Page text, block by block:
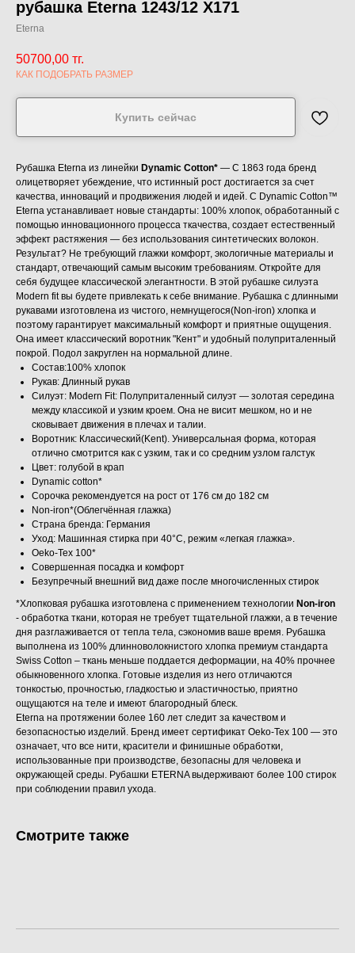
рубашка Eterna 1243/12 X171
Eterna
50700,00 тг.
КАК ПОДОБРАТЬ РАЗМЕР
Купить сейчас
Рубашка Eterna из линейки Dynamic Cotton* — С 1863 года бренд
олицетворяет убеждение, что истинный рост достигается за счет
качества, инноваций и продвижения людей и идей. С Dynamic Cotton™
Eterna устанавливает новые стандарты: 100% хлопок, обработанный с
помощью инновационного процесса ткачества, создает естественный
эффект растяжения — без использования синтетических волокон.
Результат? Не требующий глажки комфорт, экологичные материалы и
стандарт, отвечающий самым высоким требованиям. Откройте для
себя будущее классической элегантности. В этой рубашке силуэта
Modern fit вы будете привлекать к себе внимание. Рубашка с длинными
рукавами изготовлена из чистого, немнущегося(Non-iron) хлопка и
поэтому гарантирует максимальный комфорт и приятные ощущения.
Она имеет классический воротник "Кент" и удобный полуприталенный
покрой. Подол закруглен на нормальной длине.
Состав:100% хлопок
Рукав: Длинный рукав
Силуэт: Modern Fit: Полуприталенный силуэт — золотая середина
между классикой и узким кроем. Она не висит мешком, но и не
сковывает движения в плечах и талии.
Воротник: Классический(Kent). Универсальная форма, которая
отлично смотрится как с узким, так и со средним узлом галстук
Цвет: голубой в крап
Dynamic cotton*
Сорочка рекомендуется на рост от 176 см до 182 см
Non-iron*(Облегчённая глажка)
Страна бренда: Германия
Уход: Машинная стирка при 40°C, режим «легкая глажка».
Oeko-Tex 100*
Совершенная посадка и комфорт
Безупречный внешний вид даже после многочисленных стирок
*Хлопковая рубашка изготовлена с применением технологии Non-iron
- обработка ткани, которая не требует тщательной глажки, а в течение
дня разглаживается от тепла тела, сэкономив ваше время. Рубашка
выполнена из 100% длинноволокнистого хлопка премиум стандарта
Swiss Cotton – ткань меньше поддается деформации, на 40% прочнее
обыкновенного хлопка. Готовые изделия из него отличаются
тонкостью, прочностью, гладкостью и эластичностью, приятно
ощущаются на теле и имеют благородный блеск.
Eterna на протяжении более 160 лет следит за качеством и
безопасностью изделий. Бренд имеет сертификат Oeko-Tex 100 — это
означает, что все нити, красители и финишные обработки,
использованные при производстве, безопасны для человека и
окружающей среды. Рубашки ETERNA выдерживают более 100 стирок
при соблюдении правил ухода.
Смотрите также